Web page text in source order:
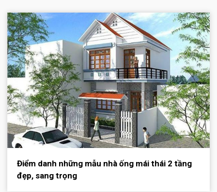
Điểm danh những mẫu nhà ống mái thái 2 tầng
đẹp, sang trọng